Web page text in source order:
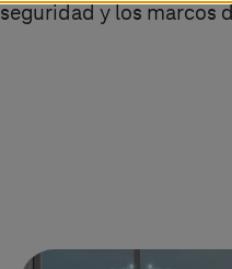
seguridad y los marcos